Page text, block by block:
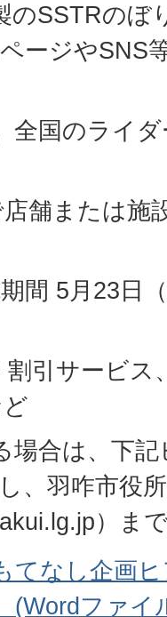
のSSTRのぼ
ージやSNS
全国のライ
舗または施
間 5月23日
引サービス
場合は、下
、羽咋市役
）ま
てなし企画
(Wordファイ